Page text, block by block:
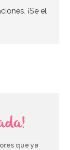
¡Se el
que ya